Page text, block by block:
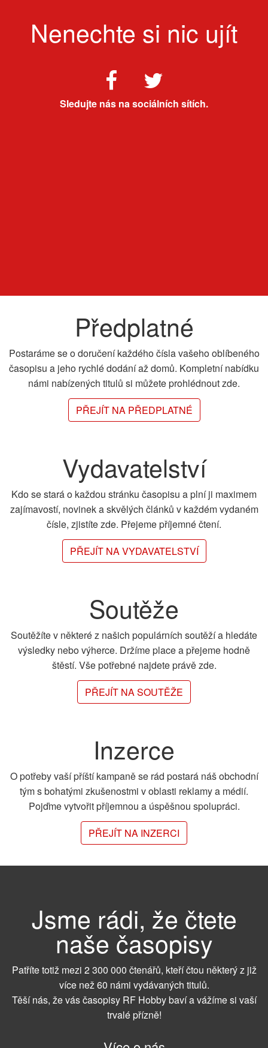
Nenechte si nic ujít
Sledujte nás na sociálních sítích.
Předplatné
Postaráme se o doručení každého čísla vašeho oblíbeného
časopisu a jeho rychlé dodání až domů. Kompletní nabídku
námi nabízených titulů si můžete prohlédnout zde.
PŘEJÍT NA PŘEDPLATNÉ
Vydavatelství
Kdo se stará o každou stránku časopisu a plní ji maximem
zajímavostí, novinek a skvělých článků v každém vydaném
čísle, zjistíte zde. Přejeme příjemné čtení.
PŘEJÍT NA VYDAVATELSTVÍ
Soutěže
Soutěžíte v některé z našich populárních soutěží a hledáte
výsledky nebo výherce. Držíme place a přejeme hodně
štěstí. Vše potřebné najdete právě zde.
PŘEJÍT NA SOUTĚŽE
Inzerce
O potřeby vaší příští kampaně se rád postará náš obchodní
tým s bohatými zkušenostmi v oblasti reklamy a médií.
Pojďme vytvořit příjemnou a úspěšnou spolupráci.
PŘEJÍT NA INZERCI
Jsme rádi, že čtete
naše časopisy
Patříte totiž mezi 2 300 000 čtenářů, kteří čtou některý z již
více než 60 námi vydávaných titulů.
Těší nás, že vás časopisy RF Hobby baví a vážíme si vaší
trvalé přízně!